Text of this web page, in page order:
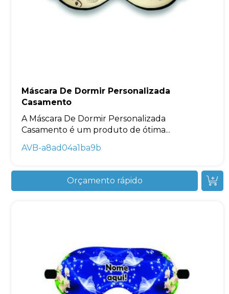
Máscara De Dormir Personalizada
Casamento
A Máscara De Dormir Personalizada
Casamento é um produto de ótima...
AVB-a8ad04a1ba9b
Orçamento rápido